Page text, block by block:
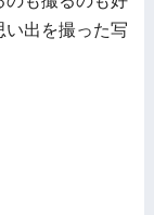
出を撮った写